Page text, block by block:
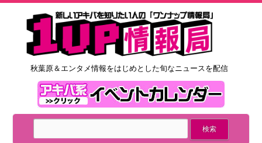
秋葉原＆エンタメ情報をはじめとした旬なニュースを配信